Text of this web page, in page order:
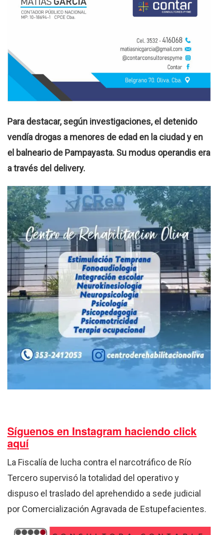
Para destacar, según investigaciones, el detenido
vendía drogas a menores de edad en la ciudad y en
el balneario de Pampayasta. Su modus operandis era
a través del delivery.
Síguenos en Instagram haciendo click
aquí
La Fiscalía de lucha contra el narcotráfico de Río
Tercero supervisó la totalidad del operativo y
dispuso el traslado del aprehendido a sede judicial
por Comercialización Agravada de Estupefacientes.